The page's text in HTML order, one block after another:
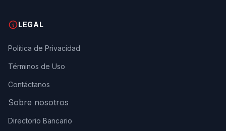
LEGAL
Política de Privacidad
Términos de Uso
Contáctanos
Sobre nosotros
Directorio Bancario